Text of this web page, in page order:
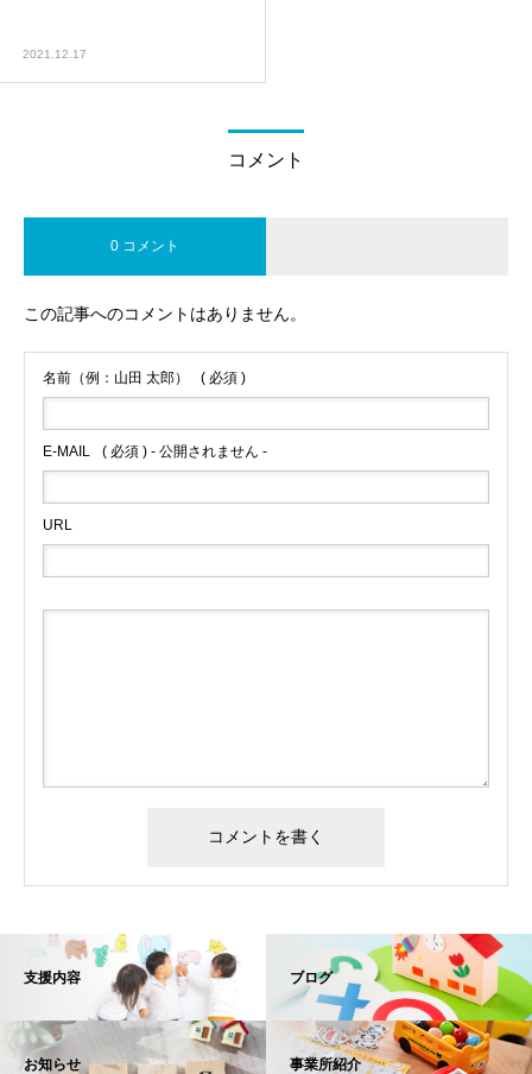
2021.12.17
コメント
0 コメント
この記事へのコメントはありません。
名前（例：山田 太郎） ( 必須 )
E-MAIL ( 必須 ) - 公開されません -
URL
支援内容 ブログ
お知らせ 事業所紹介